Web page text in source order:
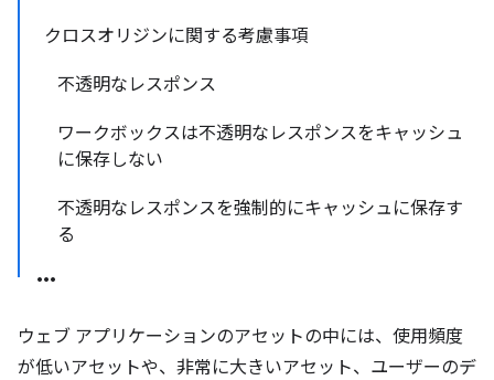
クロスオリジンに関する考慮事項
不透明なレスポンス
ワークボックスは不透明なレスポンスをキャッシュ
に保存しない
不透明なレスポンスを強制的にキャッシュに保存す
る
ウェブ アプリケーションのアセットの中には、使用頻度
が低いアセットや、非常に大きいアセット、ユーザーのデ